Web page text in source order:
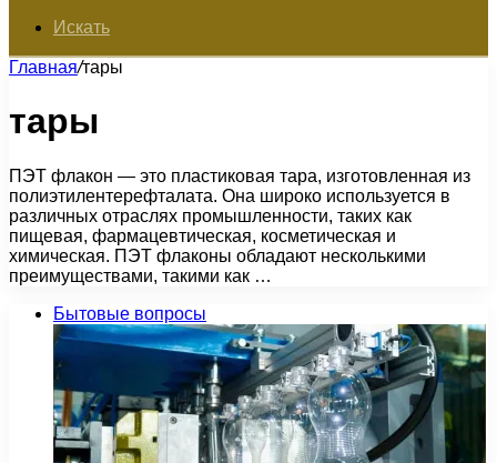
Искать
Главная/тары
тары
ПЭТ флакон — это пластиковая тара, изготовленная из
полиэтилентерефталата. Она широко используется в
различных отраслях промышленности, таких как
пищевая, фармацевтическая, косметическая и
химическая. ПЭТ флаконы обладают несколькими
преимуществами, такими как …
Бытовые вопросы